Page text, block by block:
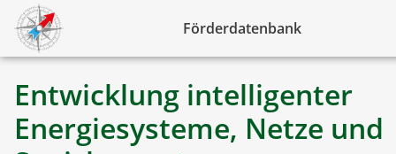
Förderdatenbank
Entwicklung intelligenter
Energiesysteme, Netze und